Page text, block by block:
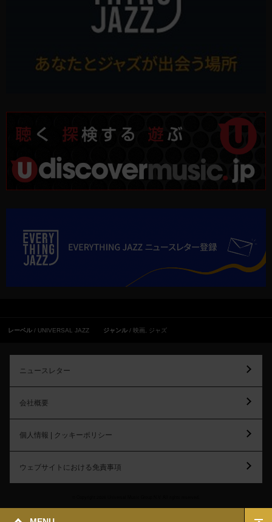
レーベル UNIVERSAL JAZZ ジャンル 映画 ジャズ
ニュースレター
会社概要
個人情報 | クッキーポリシー
ウェブサイトにおける免責事項